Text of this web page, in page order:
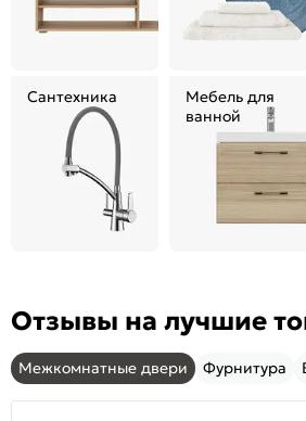
Сантехника
Мебель для
ванной
Отзывы на лучшие
Межкомнатные двери Фурнитура